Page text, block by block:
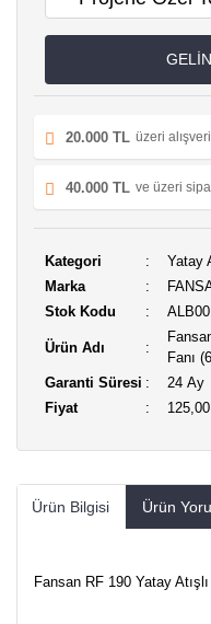
20.000 TL üzeri
40.000 TL ve üzeri
Kategori Yatay
Marka
Stok Kodu
Ürün Adı
Fanı
Garanti Süresi
24 Ay
Fiyat
Ürün Bilgisi Ürün
Fansan RF 190 Yatay